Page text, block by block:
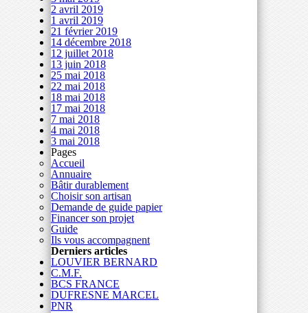
2 avril 2019
1 avril 2019
21 février 2019
14 décembre 2018
12 juillet 2018
13 juin 2018
25 mai 2018
22 mai 2018
18 mai 2018
17 mai 2018
7 mai 2018
4 mai 2018
3 mai 2018
Pages
Accueil
Annuaire
Bâtir durablement
Choisir son artisan
Demande de guide papier
Financer son projet
Guide
Ils vous accompagnent
Derniers articles
LOUVIER BERNARD
C.M.F.
BCS FRANCE
DUFRESNE MARCEL
PNR